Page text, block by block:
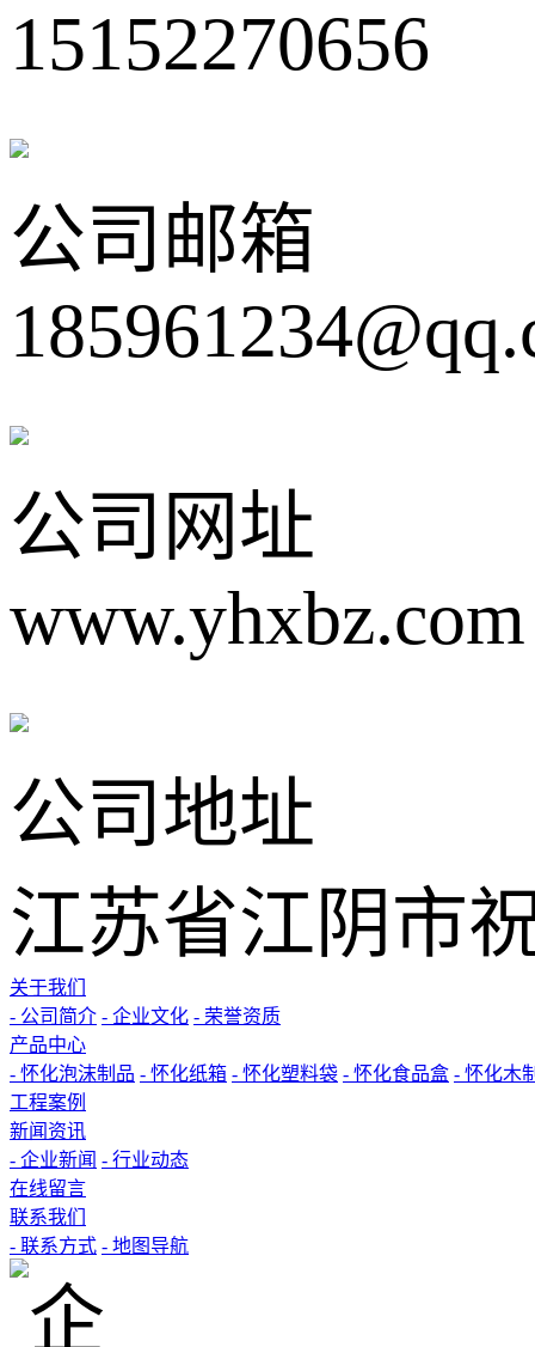
15152270656
公司邮箱
公司网址
www.yhxbz.com
公司地址
江苏省江阴市
关于我们
- 公司简介 - 企业文化 - 荣誉资质
产品中心
- 怀化泡沫制品 - 怀化纸箱 - 怀化塑料袋 - 怀化食品盒 - 怀化木
工程案例
新闻资讯
- 企业新闻 - 行业动态
在线留言
联系我们
- 联系方式 - 地图导航